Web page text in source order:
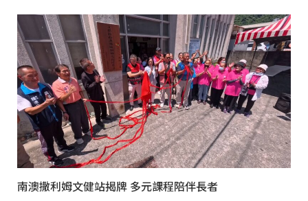
南澳撒利姆文健站揭牌 多元課程陪伴長者